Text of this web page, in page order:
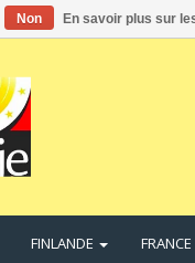
FINLANDE FRANCE
Non En savoir plus sur